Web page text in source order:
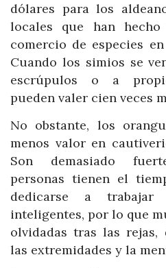
dólares para los
locales que han
comercio de especies
Cuando los simios se
escrúpulos o a
pueden valer cien veces
No obstante, los
menos valor en
Son demasiado
personas tienen el
dedicarse a
inteligentes, por lo que
olvidadas tras las
las extremidades y la